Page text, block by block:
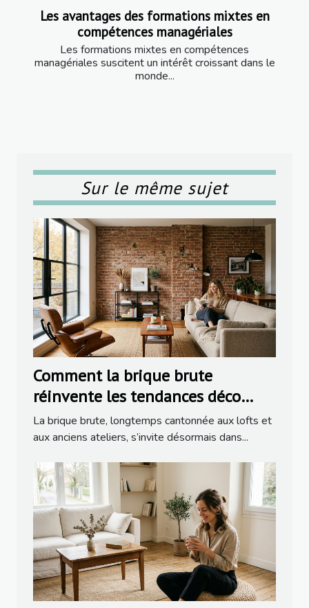
Les avantages des formations mixtes en
compétences managériales
Les formations mixtes en compétences
managériales suscitent un intérêt croissant dans le
monde...
Sur le même sujet
Comment la brique brute
réinvente les tendances déco
dans la rénovation moderne
La brique brute, longtemps cantonnée aux lofts et
aux anciens ateliers, s’invite désormais dans...